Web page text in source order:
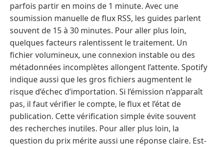
parfois partir en moins de 1 minute. Avec une
soumission manuelle de flux RSS, les guides parlent
souvent de 15 à 30 minutes. Pour aller plus loin,
quelques facteurs ralentissent le traitement. Un
fichier volumineux, une connexion instable ou des
métadonnées incomplètes allongent l’attente. Spotify
indique aussi que les gros fichiers augmentent le
risque d’échec d’importation. Si l’émission n’apparaît
pas, il faut vérifier le compte, le flux et l’état de
publication. Cette vérification simple évite souvent
des recherches inutiles. Pour aller plus loin, la
question du prix mérite aussi une réponse claire. Est-